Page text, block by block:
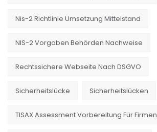
Nis-2 Richtlinie Umsetzung Mittelstand
NIS-2 Vorgaben Behörden Nachweise
Rechtssichere Webseite Nach DSGVO
Sicherheitslücke Sicherheitslücken
TISAX Assessment Vorbereitung Für Firmen